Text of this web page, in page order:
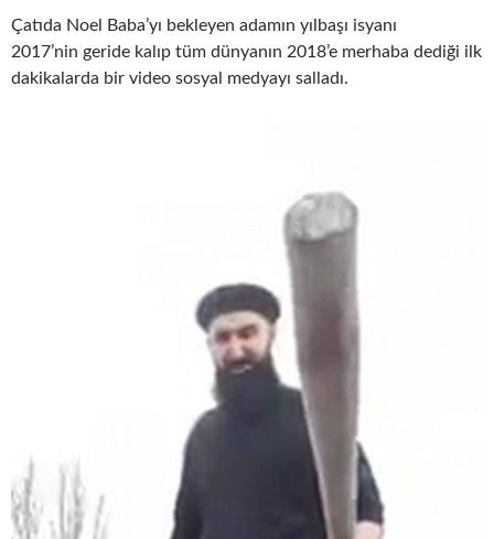
Çatıda Noel Baba’yı bekleyen adamın yılbaşı isyanı
2017’nin geride kalıp tüm dünyanın 2018’e merhaba dediği ilk
dakikalarda bir video sosyal medyayı salladı.